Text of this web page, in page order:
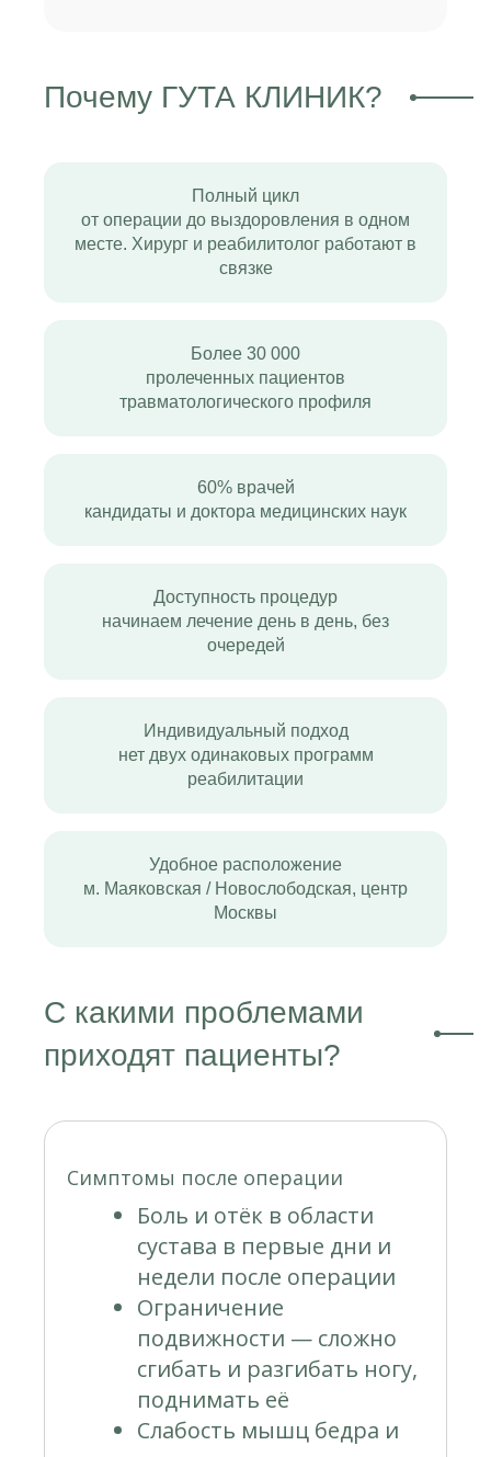
Почему ГУТА КЛИНИК?
Полный цикл
от операции до выздоровления в одном
месте. Хирург и реабилитолог работают в
связке
Более 30 000
пролеченных пациентов
травматологического профиля
60% врачей
кандидаты и доктора медицинских наук
Доступность процедур
начинаем лечение день в день, без
очередей
Индивидуальный подход
нет двух одинаковых программ
реабилитации
Удобное расположение
м. Маяковская / Новослободская, центр
Москвы
С какими проблемами
приходят пациенты?
Симптомы после операции
Боль и отёк в области
сустава в первые дни и
недели после операции
Ограничение
подвижности — сложно
сгибать и разгибать ногу,
поднимать её
Слабость мышц бедра и